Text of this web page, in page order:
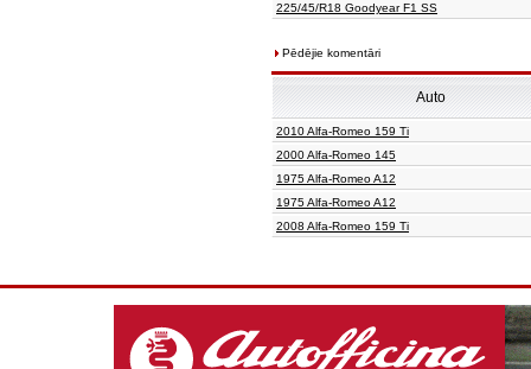
225/45/R18 Goodyear F1 SS
Pēdējie komentāri
Auto
2010 Alfa-Romeo 159 Ti
2000 Alfa-Romeo 145
1975 Alfa-Romeo A12
1975 Alfa-Romeo A12
2008 Alfa-Romeo 159 Ti